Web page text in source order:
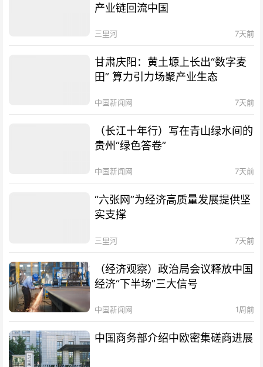
产业链回流中国
三里河 7天前
甘肃庆阳：黄土塬上长出“数字麦
田” 算力引力场聚产业生态
中国新闻网 7天前
（长江十年行）写在青山绿水间的
贵州“绿色答卷”
中国新闻网 7天前
“六张网”为经济高质量发展提供坚
实支撑
三里河 7天前
（经济观察）政治局会议释放中国
经济“下半场”三大信号
中国新闻网 1周前
中国商务部介绍中欧密集磋商进展